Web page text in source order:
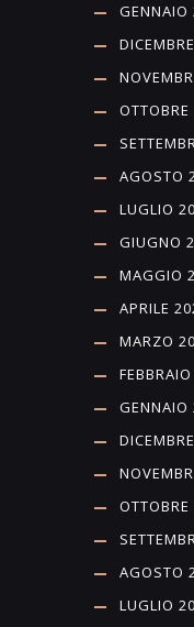
GENNAIO
AGOSTO
LUGLIO
GIUGNO
MAGGIO
APRILE
MARZO
GENNAIO
AGOSTO
LUGLIO